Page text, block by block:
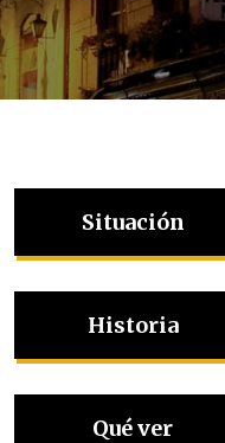
Situación
Historia
Qué ver